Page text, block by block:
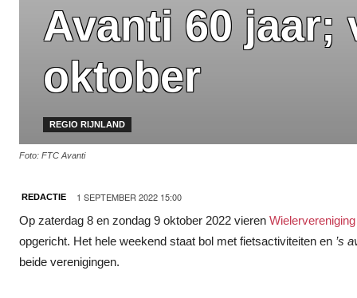
Avanti 60 jaar;
oktober
REGIO RIJNLAND
Foto: FTC Avanti
REDACTIE 1 SEPTEMBER 2022 15:00
Op zaterdag 8 en zondag 9 oktober 2022 vieren
opgericht. Het hele weekend staat bol met fietsactiviteiten en ’s
beide verenigingen.